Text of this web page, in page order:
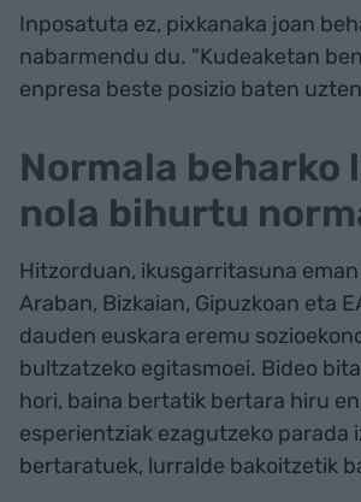
Inposatuta ez, pixkanaka joan
nabarmendu du. "Kudeaketan
enpresa beste posizio baten
Normala beharko
nola bihurtu
Hitzorduan, ikusgarritasuna
Araban, Bizkaian, Gipuzkoan eta
dauden euskara eremu
bultzatzeko egitasmoei. Bideo
hori, baina bertatik bertara hiru
esperientziak ezagutzeko parada
bertaratuek, lurralde bakoitzetik